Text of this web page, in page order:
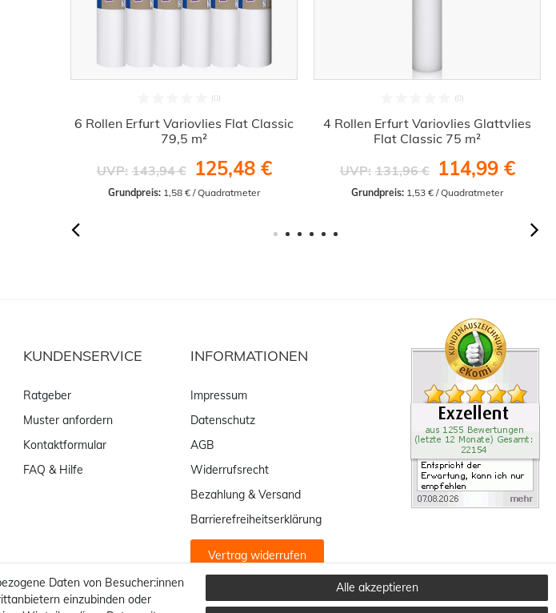
6 Rollen Erfurt Variovlies Flat Classic
79,5 m²
UVP: 143,94 € 125,48 €
Grundpreis: 1,58 € / Quadratmeter
4 Rollen Erfurt Variovlies Glattvlies
Flat Classic 75 m²
UVP: 131,96 € 114,99 €
Grundpreis: 1,53 € / Quadratmeter
KUNDENSERVICE
Ratgeber
Muster anfordern
Kontaktformular
FAQ & Hilfe
INFORMATIONEN
Impressum
Datenschutz
AGB
Widerrufsrecht
Bezahlung & Versand
Barrierefreiheitserklärung
Vertrag widerrufen
Daten von Besucher:innen
einzubinden oder
Alle akzeptieren